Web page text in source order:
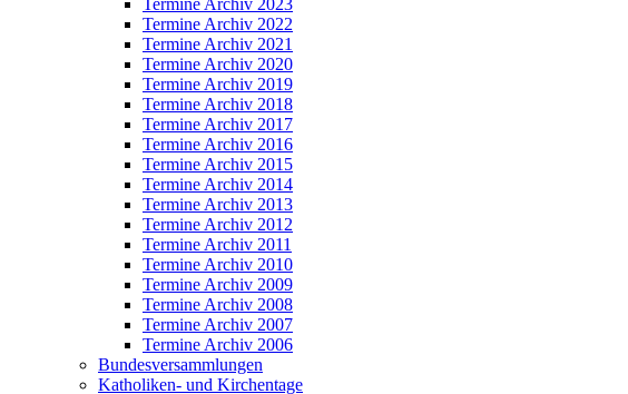
Termine Archiv 2023
Termine Archiv 2022
Termine Archiv 2021
Termine Archiv 2020
Termine Archiv 2019
Termine Archiv 2018
Termine Archiv 2017
Termine Archiv 2016
Termine Archiv 2015
Termine Archiv 2014
Termine Archiv 2013
Termine Archiv 2012
Termine Archiv 2011
Termine Archiv 2010
Termine Archiv 2009
Termine Archiv 2008
Termine Archiv 2007
Termine Archiv 2006
Bundesversammlungen
Katholiken- und Kirchentage